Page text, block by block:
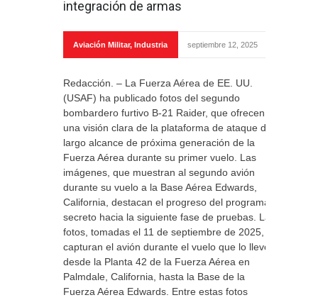
integración de armas
Aviación Militar, Industria septiembre 12, 2025
Redacción. – La Fuerza Aérea de EE. UU.
(USAF) ha publicado fotos del segundo
bombardero furtivo B-21 Raider, que ofrecen
una visión clara de la plataforma de ataque de
largo alcance de próxima generación de la
Fuerza Aérea durante su primer vuelo. Las
imágenes, que muestran al segundo avión
durante su vuelo a la Base Aérea Edwards,
California, destacan el progreso del programa
secreto hacia la siguiente fase de pruebas. Las
fotos, tomadas el 11 de septiembre de 2025,
capturan el avión durante el vuelo que lo llevó
desde la Planta 42 de la Fuerza Aérea en
Palmdale, California, hasta la Base de la
Fuerza Aérea Edwards. Entre estas fotos